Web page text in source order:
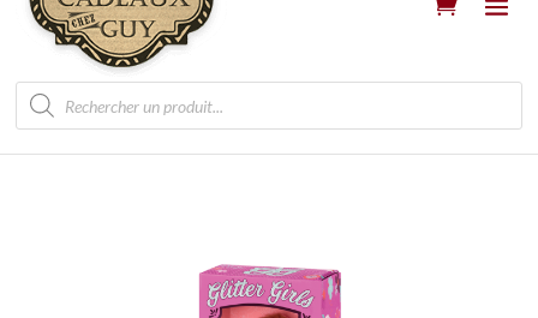
Recherche
de
produits